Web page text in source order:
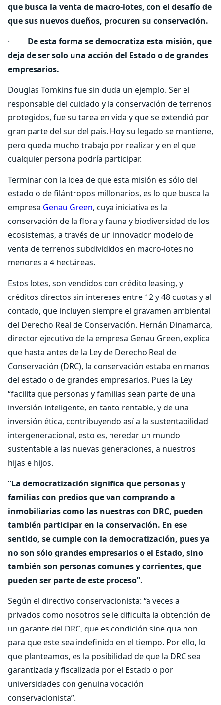
que busca la venta de macro-lotes, con el desafío de
que sus nuevos dueños, procuren su conservación.
· De esta forma se democratiza esta misión, que
deja de ser solo una acción del Estado o de grandes
empresarios.
Douglas Tomkins fue sin duda un ejemplo. Ser el
responsable del cuidado y la conservación de terrenos
protegidos, fue su tarea en vida y que se extendió por
gran parte del sur del país. Hoy su legado se mantiene,
pero queda mucho trabajo por realizar y en el que
cualquier persona podría participar.
Terminar con la idea de que esta misión es sólo del
estado o de filántropos millonarios, es lo que busca la
empresa Genau Green, cuya iniciativa es la
conservación de la flora y fauna y biodiversidad de los
ecosistemas, a través de un innovador modelo de
venta de terrenos subdivididos en macro-lotes no
menores a 4 hectáreas.
Estos lotes, son vendidos con crédito leasing, y
créditos directos sin intereses entre 12 y 48 cuotas y al
contado, que incluyen siempre el gravamen ambiental
del Derecho Real de Conservación. Hernán Dinamarca,
director ejecutivo de la empresa Genau Green, explica
que hasta antes de la Ley de Derecho Real de
Conservación (DRC), la conservación estaba en manos
del estado o de grandes empresarios. Pues la Ley
“facilita que personas y familias sean parte de una
inversión inteligente, en tanto rentable, y de una
inversión ética, contribuyendo así a la sustentabilidad
intergeneracional, esto es, heredar un mundo
sustentable a las nuevas generaciones, a nuestros
hijas e hijos.
“La democratización significa que personas y
familias con predios que van comprando a
inmobiliarias como las nuestras con DRC, pueden
también participar en la conservación. En ese
sentido, se cumple con la democratización, pues ya
no son sólo grandes empresarios o el Estado, sino
también son personas comunes y corrientes, que
pueden ser parte de este proceso”.
Según el directivo conservacionista: “a veces a
privados como nosotros se le dificulta la obtención de
un garante del DRC, que es condición sine qua non
para que este sea indefinido en el tiempo. Por ello, lo
que planteamos, es la posibilidad de que la DRC sea
garantizada y fiscalizada por el Estado o por
universidades con genuina vocación
conservacionista”.